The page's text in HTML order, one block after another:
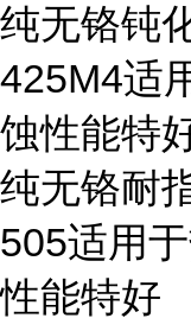
纯无铬钝
425M4适
蚀性能特
纯无铬耐
505适用
性能特好